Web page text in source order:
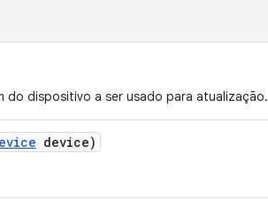
do dispositivo a ser usado para atualização.
device)